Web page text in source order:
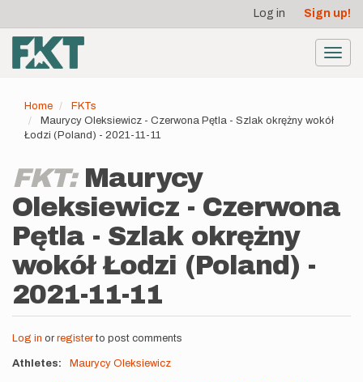
main
content
account
menu
Log in Sign up!
Home
FKTs
Maurycy Oleksiewicz - Czerwona Pętla - Szlak okrężny wokół
Łodzi (Poland) - 2021-11-11
FKT: Maurycy
Oleksiewicz - Czerwona
Pętla - Szlak okrężny
wokół Łodzi (Poland) -
2021-11-11
Log in or registerto post comments
Athletes Maurycy Oleksiewicz